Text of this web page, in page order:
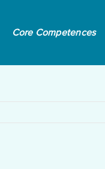
Core Competences